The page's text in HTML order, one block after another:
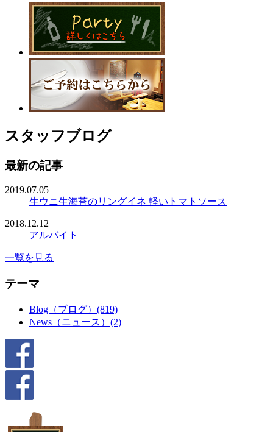
スタッフブログ
最新の記事
2019.07.05
生ウニ生海苔のリングイネ 軽いトマトソース
2018.12.12
アルバイト
一覧を見る
テーマ
Blog（ブログ）(819)
News（ニュース）(2)